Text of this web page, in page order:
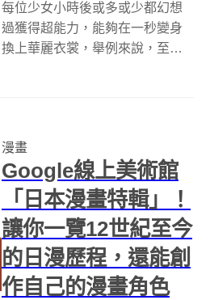
每位少女小時後或多或少都幻想
過獲得超能力，能夠在一秒變身
換上華麗衣裳，舉例來說，至今
日至12月30日於六本木博物館
（六本木ミ...
漫畫
Google線上美術館
「日本漫畫特輯」！
讓你一覽12世紀至今
的日漫歷程，還能創
作自己的漫畫角色